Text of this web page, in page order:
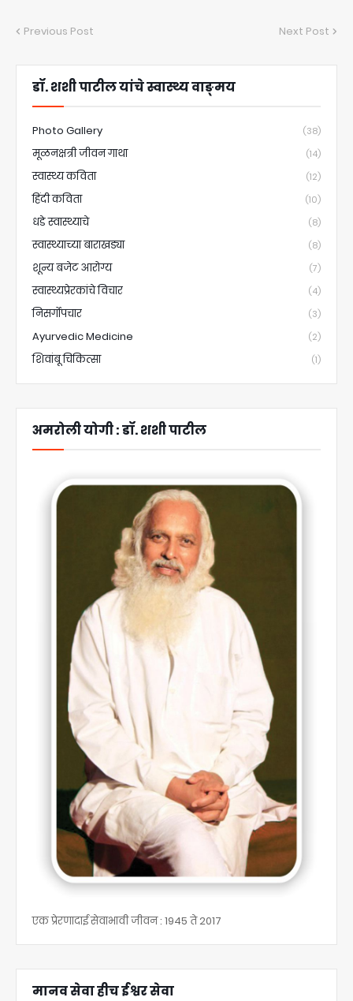
Previous Post Next Post
डॉ. शशी पाटील यांचे स्वास्थ्य वाङ्मय
Photo Gallery (38)
मूळनक्षत्री जीवन गाथा (14)
स्वास्थ्य कविता (12)
हिंदी कविता (10)
धडे स्वास्थ्याचे (8)
स्वास्थ्याच्या बाराखड्या (8)
शून्य बजेट आरोग्य (7)
स्वास्थ्यप्रेरकांचे विचार (4)
निसर्गोपचार (3)
Ayurvedic Medicine (2)
शिवांबू चिकित्सा (1)
अमरोली योगी : डॉ. शशी पाटील
एक प्रेरणादाई सेवाभावी जीवन : 1945 ते 2017
मानव सेवा हीच ईश्वर सेवा